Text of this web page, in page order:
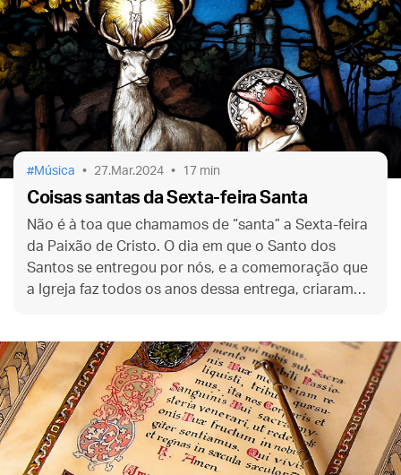
Música 27.Mar.2024 17 min
Coisas santas da Sexta-feira Santa
Não é à toa que chamamos de “santa” a Sexta-feira
da Paixão de Cristo. O dia em que o Santo dos
Santos se entregou por nós, e a comemoração que
a Igreja faz todos os anos dessa entrega, criaram